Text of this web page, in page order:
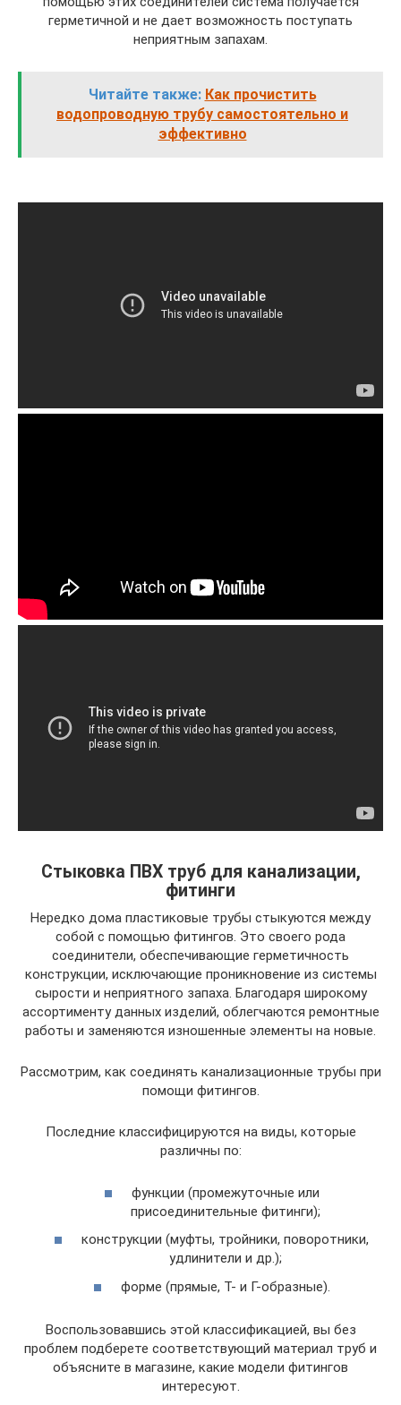
герметичной и не дает возможность поступать
неприятным запахам.
Читайте также: Как прочистить
водопроводную трубу самостоятельно и
эффективно
Стыковка ПВХ труб для канализации,
фитинги
Нередко дома пластиковые трубы стыкуются между
собой с помощью фитингов. Это своего рода
соединители, обеспечивающие герметичность
конструкции, исключающие проникновение из системы
сырости и неприятного запаха. Благодаря широкому
ассортименту данных изделий, облегчаются ремонтные
работы и заменяются изношенные элементы на новые.
Рассмотрим, как соединять канализационные трубы при
помощи фитингов.
Последние классифицируются на виды, которые
различны по:
функции (промежуточные или
присоединительные фитинги);
конструкции (муфты, тройники, поворотники,
удлинители и др.);
форме (прямые, Т- и Г-образные).
Воспользовавшись этой классификацией, вы без
проблем подберете соответствующий материал труб и
объясните в магазине, какие модели фитингов
интересуют.